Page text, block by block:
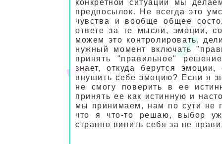
конкретной ситуации мы
предпосылок. Не всегда это
чувства и вообще общее
ответе за те мысли, эмоции,
можем это контролировать,
нужный момент включать
принять "правильное"
знает, откуда берутся
внушить себе эмоцию? Если я
не смогу поверить в ее
принять ее как истинную и
мы принимаем, нам по сути не
что я что-то решаю, выбор
странно винить себя за не